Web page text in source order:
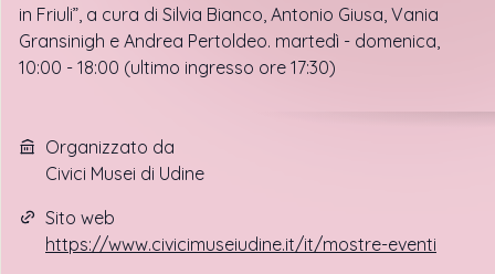
in Friuli”, a cura di Silvia Bianco, Antonio Giusa, Vania
Gransinigh e Andrea Pertoldeo. martedì - domenica,
10:00 - 18:00 (ultimo ingresso ore 17:30)
Organizzato da
Civici Musei di Udine
Sito web
https://www.civicimuseiudine.it/it/mostre-eventi